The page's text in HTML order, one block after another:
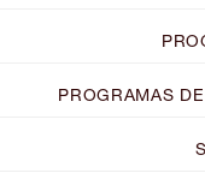
PROGRAMAS